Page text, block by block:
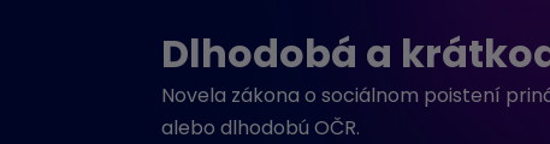
Dlhodobá a
Novela zákona o sociálnom poistení
alebo dlhodobú OČR.